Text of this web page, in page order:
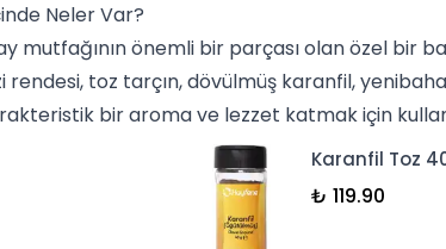
Neler Var?
mutfağının önemli bir parçası olan özel bir
rendesi, toz tarçın, dövülmüş karanfil,
bir aroma ve lezzet katmak için
Karanfil Toz
₺ 119.90